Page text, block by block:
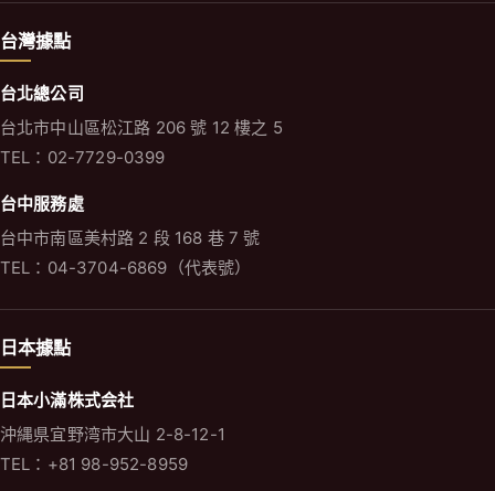
台灣據點
台北總公司
台北市中山區松江路 206 號 12 樓之 5
TEL：02-7729-0399
台中服務處
台中市南區美村路 2 段 168 巷 7 號
TEL：04-3704-6869（代表號）
日本據點
日本小滿株式会社
沖縄県宜野湾市大山 2-8-12-1
TEL：+81 98-952-8959